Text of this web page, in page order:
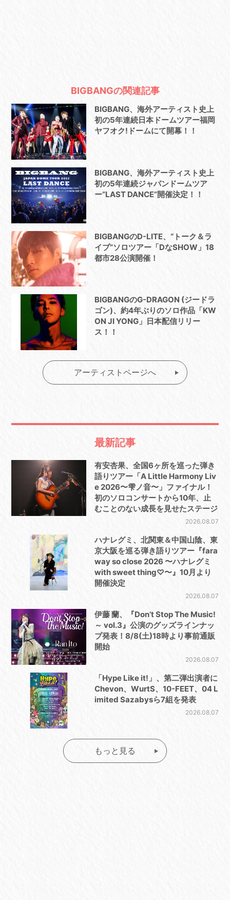
BIGBANGの関連記事
BIGBANG、海外アーティスト史上
初の5年連続日本ドームツアー福岡
ヤフオク!ドームにて開幕！！
BIGBANG、海外アーティスト史上
初の5年連続ジャパンドームツア
ー”LAST DANCE”開催決定！！
BIGBANGのD-LITE、“トーク＆ラ
イブ”ソロツアー「DなSHOW」18
都市28公演開催！
BIGBANGのG-DRAGON (ジードラ
ゴン)、約4年ぶりのソロ作品「KW
ON JI YONG」日本配信リリー
ス！！
アーティストページへ
最新記事
有安杏果、全国6ヶ所を巡った弾き
語りツアー「A Little Harmony Liv
e 2026〜雫ノ音〜」ファイナル！
初のソロコンサートから10年、止
むことのない成長を見せたステージ
2026.08.07
ハナレグミ、北関東＆中国山陰、東
京大阪を巡る弾き語りツアー『fara
way so close 2026 〜ハナレグミ
with sweet thing♡〜』10月より
開催決定
2026.08.07
伊藤 蘭、『Don’t Stop The Music!
～ vol.3』公演のグッズラインナッ
プ発表！8/8(土)18時より事前通販
開始
2026.08.07
「Hype Like it!」、第二弾出演者に
Chevon、WurtS、10-FEET、04 L
imited Sazabysら7組を発表
2026.08.07
もっと見る